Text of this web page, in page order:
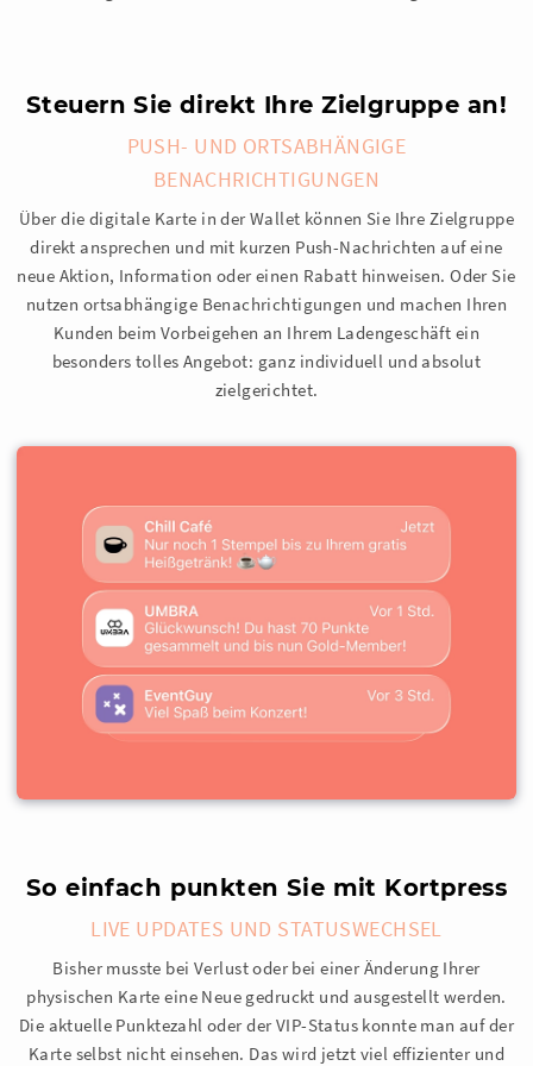
Steuern Sie direkt Ihre Zielgruppe an!
PUSH- UND ORTSABHÄNGIGE
BENACHRICHTIGUNGEN
Über die digitale Karte in der Wallet können Sie Ihre Zielgruppe
direkt ansprechen und mit kurzen Push-Nachrichten auf eine
neue Aktion, Information oder einen Rabatt hinweisen. Oder Sie
nutzen ortsabhängige Benachrichtigungen und machen Ihren
Kunden beim Vorbeigehen an Ihrem Ladengeschäft ein
besonders tolles Angebot: ganz individuell und absolut
zielgerichtet.
So einfach punkten Sie mit Kortpress
LIVE UPDATES UND STATUSWECHSEL
Bisher musste bei Verlust oder bei einer Änderung Ihrer
physischen Karte eine Neue gedruckt und ausgestellt werden.
Die aktuelle Punktezahl oder der VIP-Status konnte man auf der
Karte selbst nicht einsehen. Das wird jetzt viel effizienter und